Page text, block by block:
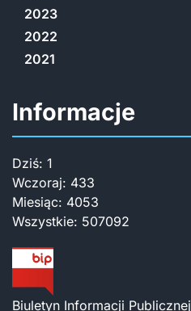
2023
2022
2021
Informacje
Dziś: 1
Wczoraj: 433
Miesiąc: 4053
Wszystkie: 507092
Biuletyn Informacji Publicznej